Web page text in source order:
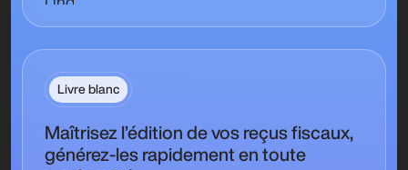
Livre blanc
Maîtrisez l’édition de vos reçus fiscaux,
générez-les rapidement en toute